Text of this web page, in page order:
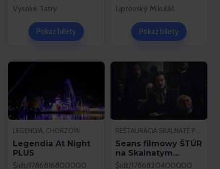
Vysoké Tatry
Pokaż bilety
Liptovský Mikuláš
Pokaż bilety
LEGENDIA, CHORZÓW
Legendia At Night
PLUS
$idt/1786816800000
REŠTAURÁCIA SKALNATÉ PLESO, VYSOKÉ TATRY
Seans filmowy ŠTÚR
na Skalnatym
Jeziorze
$idt/1786820400000